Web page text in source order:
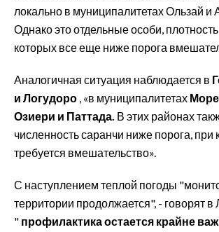
локально в муниципалитетах Ользай и
Однако это отдельные особи, плотность
которых все еще ниже порога
Аналогичная ситуация наблюдается в
и Логудоро , «в муниципалитетах
Озиери и Паттада. В этих районах
численность саранчи ниже порога, при
требуется вмешательство».
С наступлением теплой погоды
территории продолжается", - говорят в
" профилактика остается крайне